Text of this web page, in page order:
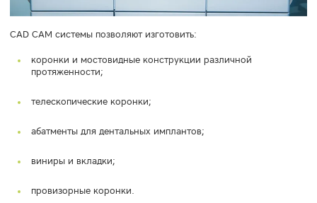
CAD CAM системы позволяют изготовить:
коронки и мостовидные конструкции различной
протяженности;
телескопические коронки;
абатменты для дентальных имплантов;
виниры и вкладки;
провизорные коронки.